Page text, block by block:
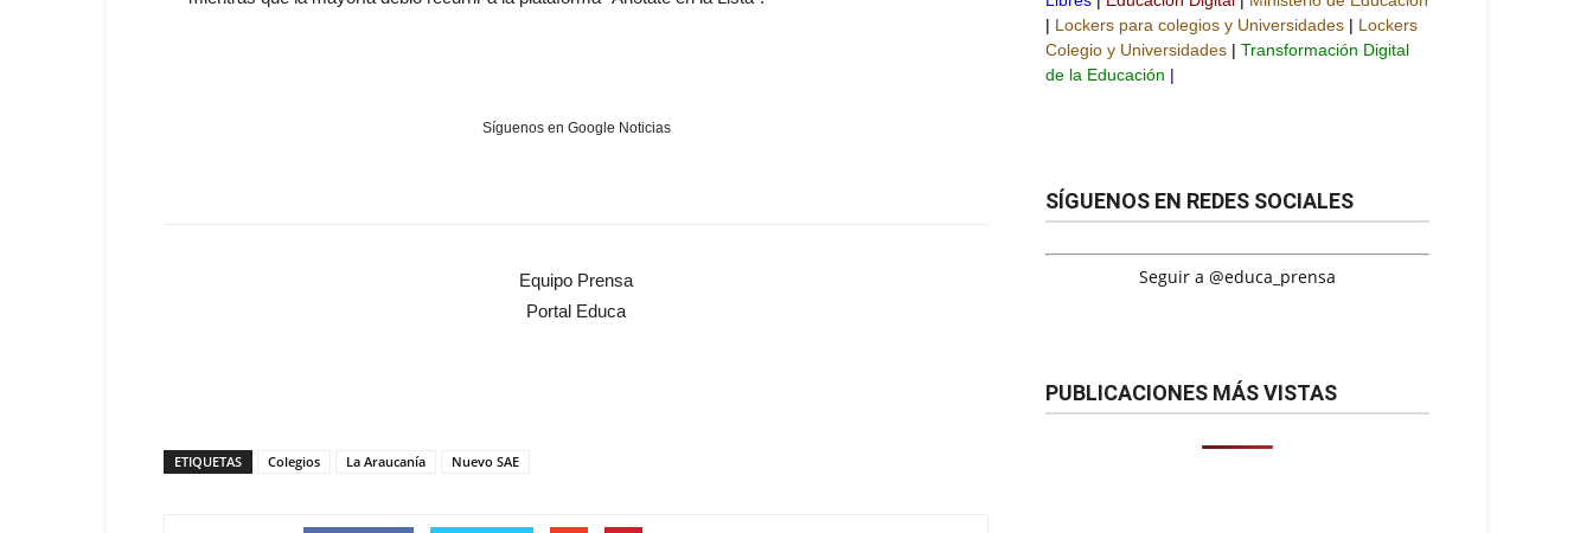
Síguenos en Google Noticias
Equipo Prensa
Portal Educa
ETIQUETAS Colegios La Araucanía Nuevo SAE
| Lockers para colegios y Universidades | Lockers
Colegio y Universidades | Transformación Digital
de la Educación |
SÍGUENOS EN REDES SOCIALES
Seguir a @educa_prensa
PUBLICACIONES MÁS VISTAS